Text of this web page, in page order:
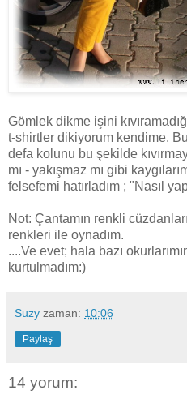
Gömlek dikme işini
t-shirtler dikiyorum kendime.
defa kolunu bu şekilde
mı - yakışmaz mı gibi
felsefemi hatırladım ; "Nasıl
Not: Çantamın renkli
renkleri ile oynadım.
....Ve evet; hala bazı
kurtulmadım:)
Suzy zaman: 10:06
Paylaş
14 yorum: